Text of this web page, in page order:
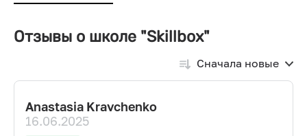
Отзывы о школе "Skillbox"
Сначала новые
Anastasia Kravchenko
16.06.2025